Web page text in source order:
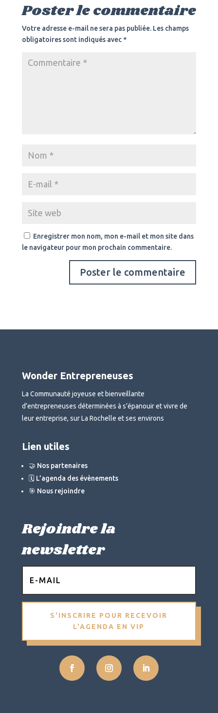
Poster le commentaire
Votre adresse e-mail ne sera pas publiée. Les champs
obligatoires sont indiqués avec *
Enregistrer mon nom, mon e-mail et mon site dans
le navigateur pour mon prochain commentaire.
Wonder Entrepreneuses
La Communauté joyeuse et bienveillante
d’entrepreneuses déterminées à s’épanouir et vivre de
leur entreprise, sur La Rochelle et ses environs
Lien utiles
🤝 Nos partenaires
🗓 L’agenda des évènements
🎯 Nous rejoindre
Rejoindre la
newsletter
S'INSCRIRE POUR RECEVOIR
L'AGENDA EN VIP